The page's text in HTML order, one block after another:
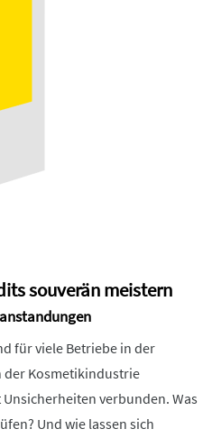
souverän meistern
für viele Betriebe in der
Kosmetikindustrie
verbunden. Was
Und wie lassen sich